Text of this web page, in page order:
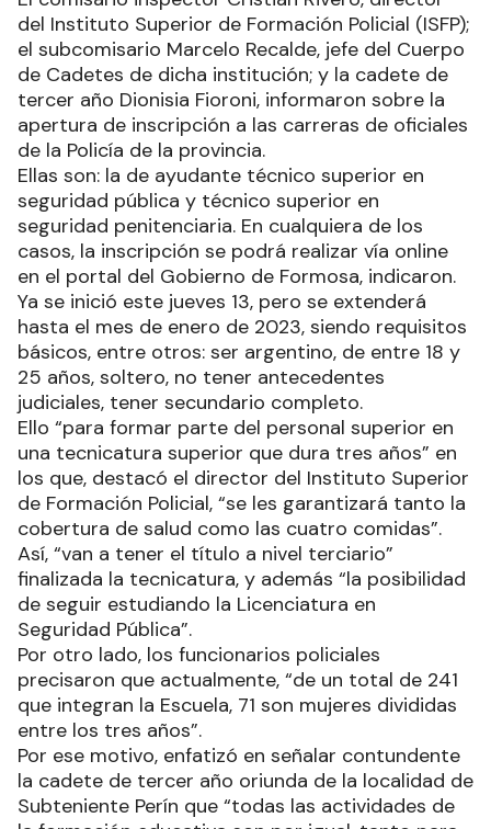
del Instituto Superior de Formación Policial (ISFP);
el subcomisario Marcelo Recalde, jefe del Cuerpo
de Cadetes de dicha institución; y la cadete de
tercer año Dionisia Fioroni, informaron sobre la
apertura de inscripción a las carreras de oficiales
de la Policía de la provincia.
Ellas son: la de ayudante técnico superior en
seguridad pública y técnico superior en
seguridad penitenciaria. En cualquiera de los
casos, la inscripción se podrá realizar vía online
en el portal del Gobierno de Formosa, indicaron.
Ya se inició este jueves 13, pero se extenderá
hasta el mes de enero de 2023, siendo requisitos
básicos, entre otros: ser argentino, de entre 18 y
25 años, soltero, no tener antecedentes
judiciales, tener secundario completo.
Ello “para formar parte del personal superior en
una tecnicatura superior que dura tres años” en
los que, destacó el director del Instituto Superior
de Formación Policial, “se les garantizará tanto la
cobertura de salud como las cuatro comidas”.
Así, “van a tener el título a nivel terciario”
finalizada la tecnicatura, y además “la posibilidad
de seguir estudiando la Licenciatura en
Seguridad Pública”.
Por otro lado, los funcionarios policiales
precisaron que actualmente, “de un total de 241
que integran la Escuela, 71 son mujeres divididas
entre los tres años”.
Por ese motivo, enfatizó en señalar contundente
la cadete de tercer año oriunda de la localidad de
Subteniente Perín que “todas las actividades de